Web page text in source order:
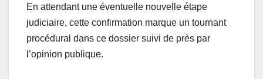
En attendant une éventuelle nouvelle étape
judiciaire, cette confirmation marque un tournant
procédural dans ce dossier suivi de près par
l’opinion publique.